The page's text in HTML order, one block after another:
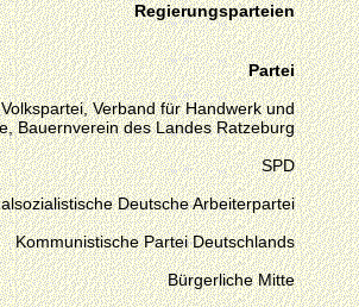
Regierungsparteien
Partei
Verband für Handwerk und
Bauernverein des Landes Ratzeburg
SPD
Deutsche Arbeiterpartei
Kommunistische Partei Deutschlands
Bürgerliche Mitte